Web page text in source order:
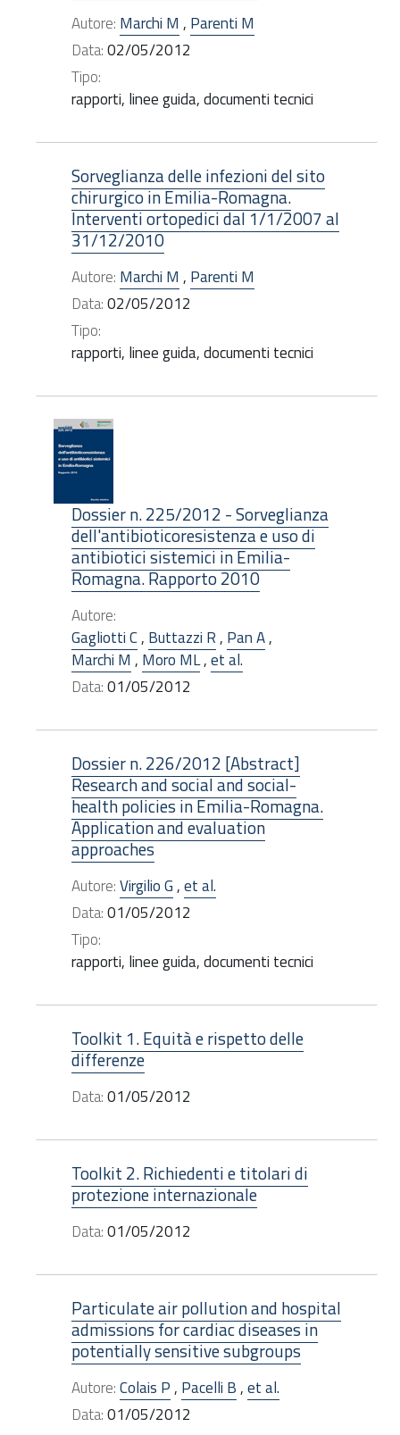
Autore: Marchi M , Parenti M
Data:02/05/2012
Tipo:
rapporti, linee guida, documenti tecnici
Sorveglianza delle infezioni del sito
chirurgico in Emilia-Romagna.
Interventi ortopedici dal 1/1/2007 al
31/12/2010
Autore: Marchi M , Parenti M
Data:02/05/2012
Tipo:
rapporti, linee guida, documenti tecnici
Dossier n. 225/2012 - Sorveglianza
dell'antibioticoresistenza e uso di
antibiotici sistemici in Emilia-
Romagna. Rapporto 2010
Autore:
Gagliotti C, Buttazzi R, Pan A,
Marchi M , Moro ML,et al.
Data:01/05/2012
Dossier n. 226/2012 [Abstract]
Research and social and social-
health policies in Emilia-Romagna.
Application and evaluation
approaches
Autore:Virgilio G,et al.
Data:01/05/2012
Tipo:
rapporti, linee guida, documenti tecnici
Toolkit 1. Equità e rispetto delle
differenze
Data:01/05/2012
Toolkit 2. Richiedenti e titolari di
protezione internazionale
Data:01/05/2012
Particulate air pollution and hospital
admissions for cardiac diseases in
potentially sensitive subgroups
Autore:Colais P, Pacelli B,et al.
Data:01/05/2012